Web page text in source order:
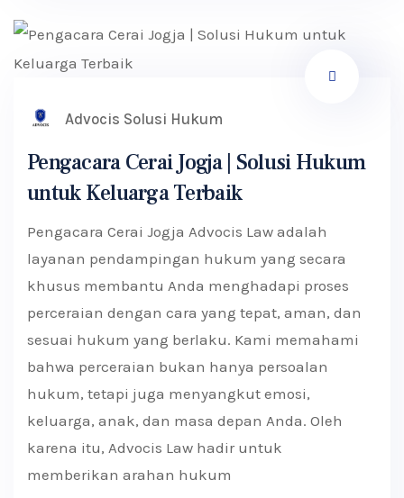
Advocis Solusi Hukum
Pengacara Cerai Jogja | Solusi Hukum
untuk Keluarga Terbaik
Pengacara Cerai Jogja Advocis Law adalah
layanan pendampingan hukum yang secara
khusus membantu Anda menghadapi proses
perceraian dengan cara yang tepat, aman, dan
sesuai hukum yang berlaku. Kami memahami
bahwa perceraian bukan hanya persoalan
hukum, tetapi juga menyangkut emosi,
keluarga, anak, dan masa depan Anda. Oleh
karena itu, Advocis Law hadir untuk
memberikan arahan hukum